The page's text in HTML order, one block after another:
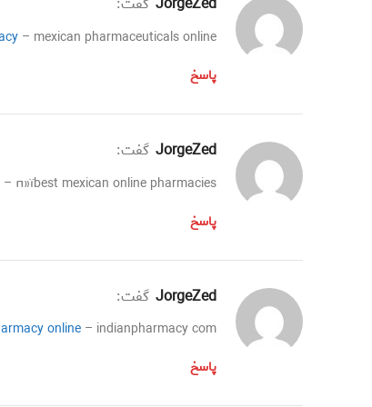
– mexican pharmaceuticals online
پاسخ
JorgeZed گفت:
– п»їbest mexican online pharmacies
پاسخ
JorgeZed گفت:
online – indianpharmacy com
پاسخ